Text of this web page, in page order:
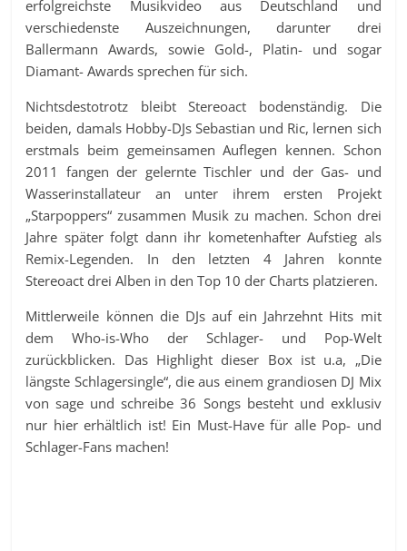
erfolgreichste Musikvideo aus Deutschland und
verschiedenste Auszeichnungen, darunter drei
Ballermann Awards, sowie Gold-, Platin- und sogar
Diamant- Awards sprechen für sich.
Nichtsdestotrotz bleibt Stereoact bodenständig. Die
beiden, damals Hobby-DJs Sebastian und Ric, lernen sich
erstmals beim gemeinsamen Auflegen kennen. Schon
2011 fangen der gelernte Tischler und der Gas- und
Wasserinstallateur an unter ihrem ersten Projekt
„Starpoppers“ zusammen Musik zu machen. Schon drei
Jahre später folgt dann ihr kometenhafter Aufstieg als
Remix-Legenden. In den letzten 4 Jahren konnte
Stereoact drei Alben in den Top 10 der Charts platzieren.
Mittlerweile können die DJs auf ein Jahrzehnt Hits mit
dem Who-is-Who der Schlager- und Pop-Welt
zurückblicken. Das Highlight dieser Box ist u.a, „Die
längste Schlagersingle“, die aus einem grandiosen DJ Mix
von sage und schreibe 36 Songs besteht und exklusiv
nur hier erhältlich ist! Ein Must-Have für alle Pop- und
Schlager-Fans machen!